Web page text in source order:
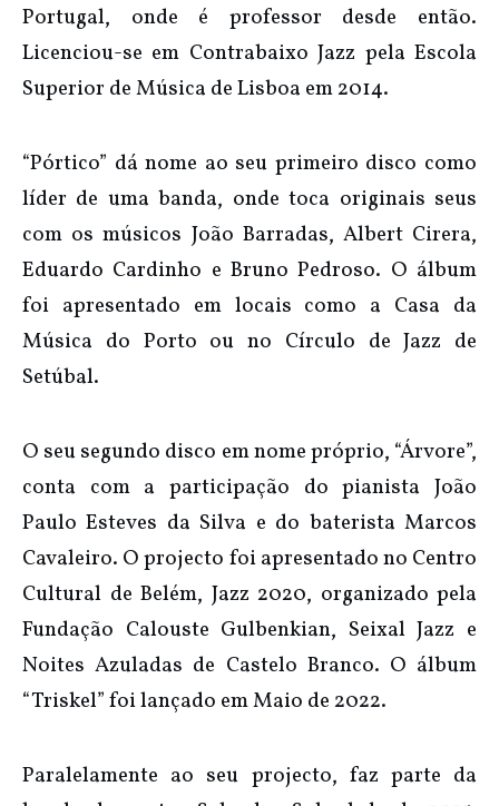
Portugal, onde é professor desde então.
Licenciou-se em Contrabaixo Jazz pela Escola
Superior de Música de Lisboa em 2014.
“Pórtico” dá nome ao seu primeiro disco como
líder de uma banda, onde toca originais seus
com os músicos João Barradas, Albert Cirera,
Eduardo Cardinho e Bruno Pedroso. O álbum
foi apresentado em locais como a Casa da
Música do Porto ou no Círculo de Jazz de
Setúbal.
O seu segundo disco em nome próprio, “Árvore”,
conta com a participação do pianista João
Paulo Esteves da Silva e do baterista Marcos
Cavaleiro. O projecto foi apresentado no Centro
Cultural de Belém, Jazz 2020, organizado pela
Fundação Calouste Gulbenkian, Seixal Jazz e
Noites Azuladas de Castelo Branco. O álbum
“Triskel” foi lançado em Maio de 2022.
Paralelamente ao seu projecto, faz parte da